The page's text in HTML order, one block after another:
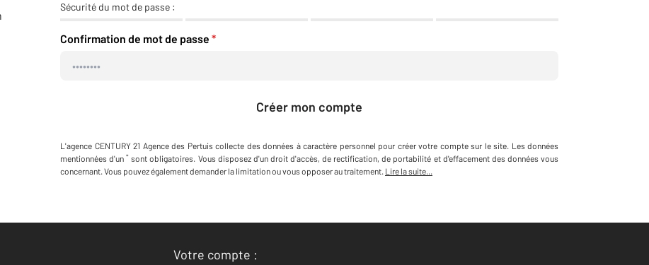
Sécurité du mot de passe :
Confirmation de mot de passe *
Créer mon compte
L'agence CENTURY 21 Agence des Pertuis collecte des données à caractère personnel pour créer votre compte sur le site. Les données
mentionnées d'un * sont obligatoires. Vous disposez d'un droit d'accès, de rectification, de portabilité et d'effacement des données vous
concernant. Vous pouvez également demander la limitation ou vous opposer au traitement. Lire la suite...
Votre compte :